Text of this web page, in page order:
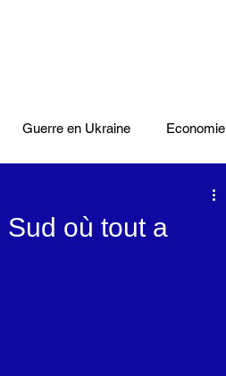
Guerre en Ukraine Economie
où tout a